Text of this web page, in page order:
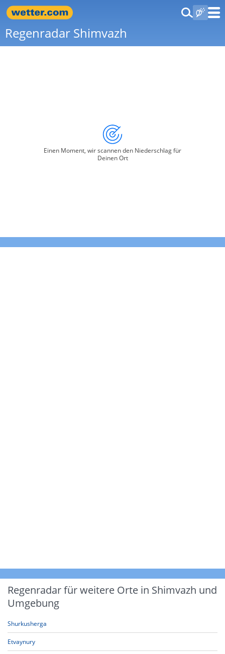
Regenradar Shimvazh
Einen Moment, wir scannen den Niederschlag für
Deinen Ort
Regenradar für weitere Orte in Shimvazh und
Umgebung
Shurkusherga
Etvaynury